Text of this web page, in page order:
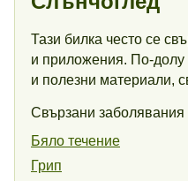
Тази билка често се
и приложения. По-
и полезни материали,
Свързани заболявания
Бяло течение
Грип